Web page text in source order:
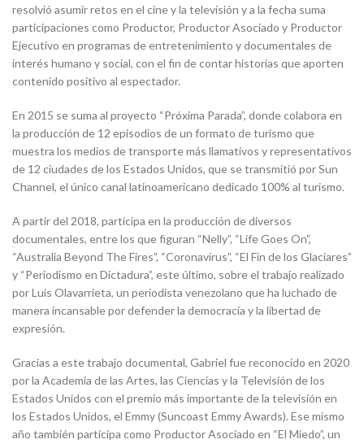
resolvió asumir retos en el cine y la televisión y a la fecha suma
participaciones como Productor, Productor Asociado y Productor
Ejecutivo en programas de entretenimiento y documentales de
interés humano y social, con el fin de contar historias que aporten
contenido positivo al espectador.
En 2015 se suma al proyecto “Próxima Parada”, donde colabora en
la producción de 12 episodios de un formato de turismo que
muestra los medios de transporte más llamativos y representativos
de 12 ciudades de los Estados Unidos, que se transmitió por Sun
Channel, el único canal latinoamericano dedicado 100% al turismo.
A partir del 2018, participa en la producción de diversos
documentales, entre los que figuran “Nelly”, “Life Goes On”,
“Australia Beyond The Fires”, “Coronavirus”, “El Fin de los Glaciares”
y “Periodismo en Dictadura”, este último, sobre el trabajo realizado
por Luis Olavarrieta, un periodista venezolano que ha luchado de
manera incansable por defender la democracia y la libertad de
expresión.
Gracias a este trabajo documental, Gabriel fue reconocido en 2020
por la Academia de las Artes, las Ciencias y la Televisión de los
Estados Unidos con el premio más importante de la televisión en
los Estados Unidos, el Emmy (Suncoast Emmy Awards). Ese mismo
año también participa como Productor Asociado en “El Miedo”, un